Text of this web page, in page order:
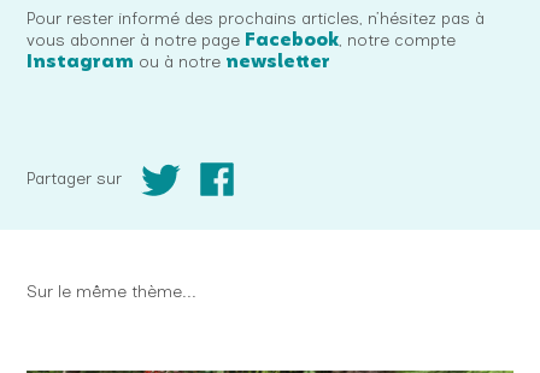
Pour rester informé des prochains articles, n’hésitez pas à
vous abonner à notre page Facebook, notre compte
Instagram ou à notre newsletter
Partager sur
Sur le même thème...